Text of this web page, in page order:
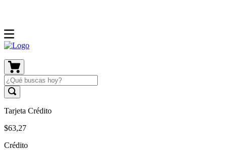
Tarjeta Crédito
$63,27
Crédito